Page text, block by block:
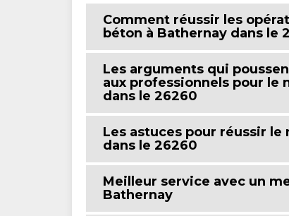
Comment réussir les
béton à Bathernay dans le
Les arguments qui
aux professionnels pour le
dans le 26260
Les astuces pour réussir
dans le 26260
Meilleur service avec un
Bathernay